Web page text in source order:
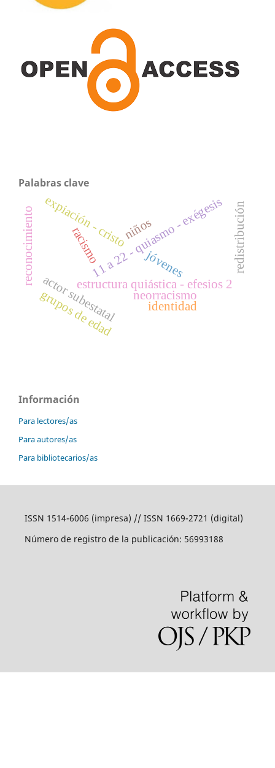
Palabras clave
estructura quiástica - efesios 2
11 a 22 - quiasmo - exégesis
actor subestatal
expiación - cristoniños
jóvenes
grupos de edad identidad
racismo
neorracismo
reconocimiento redistribución
Información
Para lectores/as
Para autores/as
Para bibliotecarios/as
ISSN 1514-6006 (impresa) // ISSN 1669-2721 (digital)
Número de registro de la publicación: 56993188